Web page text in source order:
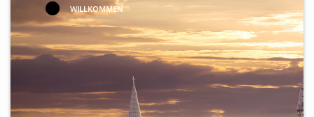
WILLKOMMENKALENDER
GALERIE
Videos
ÜBER UNS